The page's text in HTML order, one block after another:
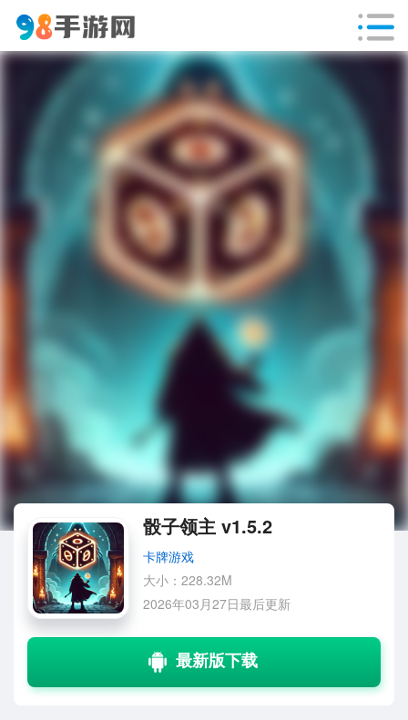
骰子领主 v1.5.2
卡牌游戏
大小：228.32M
2026年03月27日最后更新